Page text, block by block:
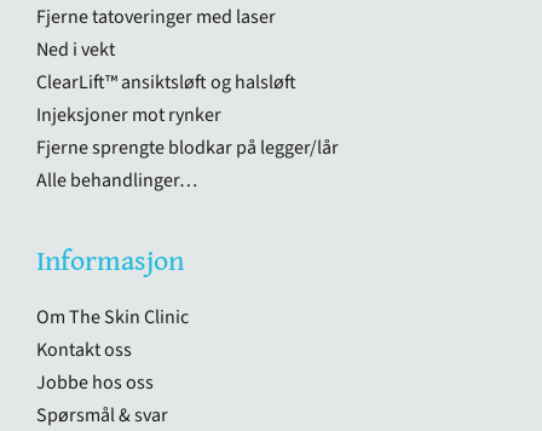
Fjerne tatoveringer med laser
Ned i vekt
ClearLift™ ansiktsløft og halsløft
Injeksjoner mot rynker
Fjerne sprengte blodkar på legger/lår
Alle behandlinger…
Informasjon
Om The Skin Clinic
Kontakt oss
Jobbe hos oss
Spørsmål & svar